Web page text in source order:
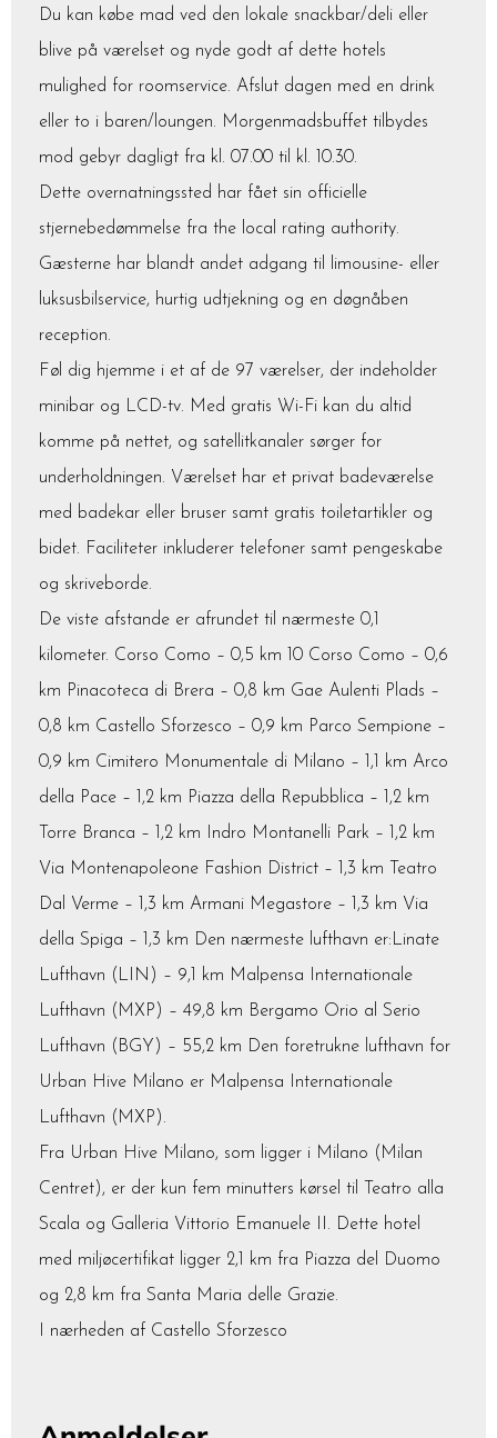
Du kan købe mad ved den lokale snackbar/deli eller
blive på værelset og nyde godt af dette hotels
mulighed for roomservice. Afslut dagen med en drink
eller to i baren/loungen. Morgenmadsbuffet tilbydes
mod gebyr dagligt fra kl. 07.00 til kl. 10.30.
Dette overnatningssted har fået sin officielle
stjernebedømmelse fra the local rating authority.
Gæsterne har blandt andet adgang til limousine- eller
luksusbilservice, hurtig udtjekning og en døgnåben
reception.
Føl dig hjemme i et af de 97 værelser, der indeholder
minibar og LCD-tv. Med gratis Wi-Fi kan du altid
komme på nettet, og satellitkanaler sørger for
underholdningen. Værelset har et privat badeværelse
med badekar eller bruser samt gratis toiletartikler og
bidet. Faciliteter inkluderer telefoner samt pengeskabe
og skriveborde.
De viste afstande er afrundet til nærmeste 0,1
kilometer. Corso Como – 0,5 km 10 Corso Como – 0,6
km Pinacoteca di Brera – 0,8 km Gae Aulenti Plads –
0,8 km Castello Sforzesco – 0,9 km Parco Sempione –
0,9 km Cimitero Monumentale di Milano – 1,1 km Arco
della Pace – 1,2 km Piazza della Repubblica – 1,2 km
Torre Branca – 1,2 km Indro Montanelli Park – 1,2 km
Via Montenapoleone Fashion District – 1,3 km Teatro
Dal Verme – 1,3 km Armani Megastore – 1,3 km Via
della Spiga – 1,3 km Den nærmeste lufthavn er:Linate
Lufthavn (LIN) – 9,1 km Malpensa Internationale
Lufthavn (MXP) – 49,8 km Bergamo Orio al Serio
Lufthavn (BGY) – 55,2 km Den foretrukne lufthavn for
Urban Hive Milano er Malpensa Internationale
Lufthavn (MXP).
Fra Urban Hive Milano, som ligger i Milano (Milan
Centret), er der kun fem minutters kørsel til Teatro alla
Scala og Galleria Vittorio Emanuele II. Dette hotel
med miljøcertifikat ligger 2,1 km fra Piazza del Duomo
og 2,8 km fra Santa Maria delle Grazie.
I nærheden af Castello Sforzesco